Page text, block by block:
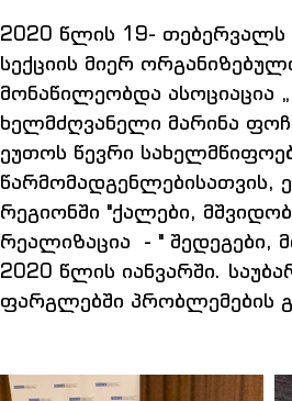
2020 წლის 19- თებერვალს
სექციის მიერ
მონაწილეობდა ასოციაცია
ხელმძღვანელი მარინა
ეუთოს წევრი
რეგიონში "ქალები,
რეალიზაცია  - " შედეგები,
2020 წლის იანვარში.
ფარგლებში პრობლემების